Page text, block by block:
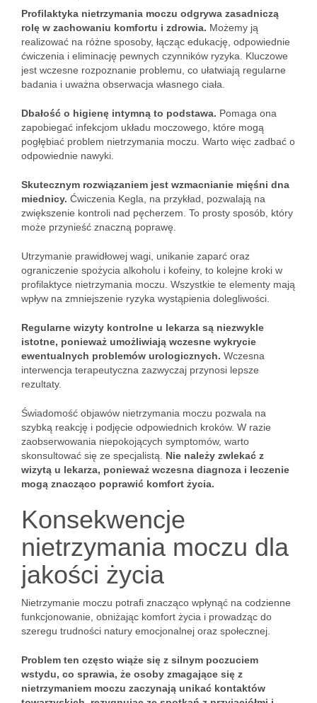
Profilaktyka nietrzymania moczu odgrywa zasadniczą
rolę w zachowaniu komfortu i zdrowia. Możemy ją
realizować na różne sposoby, łącząc edukację, odpowiednie
ćwiczenia i eliminację pewnych czynników ryzyka. Kluczowe
jest wczesne rozpoznanie problemu, co ułatwiają regularne
badania i uważna obserwacja własnego ciała.
Dbałość o higienę intymną to podstawa. Pomaga ona
zapobiegać infekcjom układu moczowego, które mogą
pogłębiać problem nietrzymania moczu. Warto więc zadbać o
odpowiednie nawyki.
Skutecznym rozwiązaniem jest wzmacnianie mięśni dna
miednicy. Ćwiczenia Kegla, na przykład, pozwalają na
zwiększenie kontroli nad pęcherzem. To prosty sposób, który
może przynieść znaczną poprawę.
Utrzymanie prawidłowej wagi, unikanie zaparć oraz
ograniczenie spożycia alkoholu i kofeiny, to kolejne kroki w
profilaktyce nietrzymania moczu. Wszystkie te elementy mają
wpływ na zmniejszenie ryzyka wystąpienia dolegliwości.
Regularne wizyty kontrolne u lekarza są niezwykle
istotne, ponieważ umożliwiają wczesne wykrycie
ewentualnych problemów urologicznych. Wczesna
interwencja terapeutyczna zazwyczaj przynosi lepsze
rezultaty.
Świadomość objawów nietrzymania moczu pozwala na
szybką reakcję i podjęcie odpowiednich kroków. W razie
zaobserwowania niepokojących symptomów, warto
skonsultować się ze specjalistą. Nie należy zwlekać z
wizytą u lekarza, ponieważ wczesna diagnoza i leczenie
mogą znacząco poprawić komfort życia.
Konsekwencje
nietrzymania moczu dla
jakości życia
Nietrzymanie moczu potrafi znacząco wpłynąć na codzienne
funkcjonowanie, obniżając komfort życia i prowadząc do
szeregu trudności natury emocjonalnej oraz społecznej.
Problem ten często wiąże się z silnym poczuciem
wstydu, co sprawia, że osoby zmagające się z
nietrzymaniem moczu zaczynają unikać kontaktów